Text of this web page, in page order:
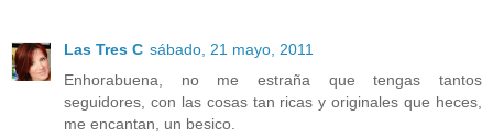
Las Tres C sábado, 21 mayo, 2011
Enhorabuena, no me estraña que tengas tantos
seguidores, con las cosas tan ricas y originales que heces,
me encantan, un besico.